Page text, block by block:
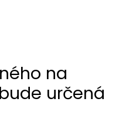
na
určená